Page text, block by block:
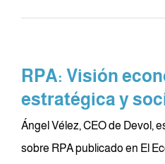
RPA: Visión
estratégica y
Ángel Vélez, CEO de Devol,
sobre RPA publicado en El